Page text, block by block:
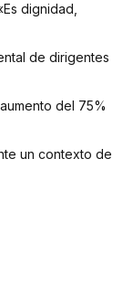
dignidad,
de dirigentes
del 75%
un contexto de